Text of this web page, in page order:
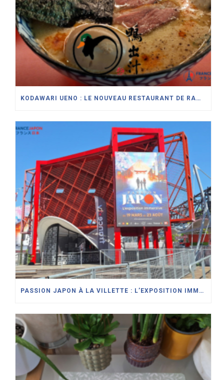
KODAWARI UENO : LE NOUVEAU RESTAURANT DE RAMEN SPÉCIALISÉ DANS LE CANARD À PARIS
PASSION JAPON À LA VILLETTE : L’EXPOSITION IMMERSIVE QUI CÉLÈBRE LA CULTURE JAPONAISE À PARIS